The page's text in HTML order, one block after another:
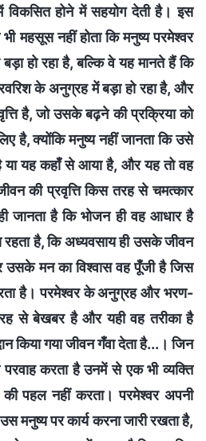
विकसित होने में सहयोग देती है। इस
महसूस नहीं होता कि मनुष्य परमेश्वर
हो रहा है, बल्कि वे यह मानते हैं कि
के अनुग्रह में बड़ा हो रहा है, और
है, जो उसके बढ़ने की प्रक्रिया को
है, क्योंकि मनुष्य नहीं जानता कि उसे
या यह कहाँ से आया है, और यह तो वह
की प्रवृत्ति किस तरह से चमत्कार
जानता है कि भोजन ही वह आधार है
है, कि अध्यवसाय ही उसके जीवन
मन का विश्वास वह पूँजी है जिस
है। परमेश्वर के अनुग्रह और भरण-
से बेखबर है और यही वह तरीका है
किया गया जीवन गँवा देता है...। जिन
परवाह करता है उनमें से एक भी व्यक्ति
पहल नहीं करता। परमेश्वर अपनी
मनुष्य पर कार्य करना जारी रखता है,